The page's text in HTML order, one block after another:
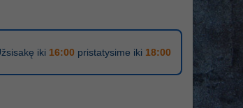
iki 16:00 pristatysime iki 18:00